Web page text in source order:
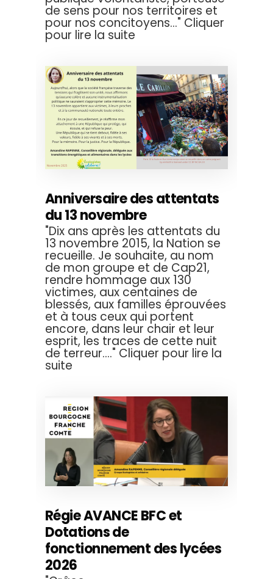
de sens pour nos territoires et
pour nos concitoyens..." Cliquer
pour lire la suite
Anniversaire des attentats
du 13 novembre
"Dix ans après les attentats du
13 novembre 2015, la Nation se
recueille. Je souhaite, au nom
de mon groupe et de Cap21,
rendre hommage aux 130
victimes, aux centaines de
blessés, aux familles éprouvées
et à tous ceux qui portent
encore, dans leur chair et leur
esprit, les traces de cette nuit
de terreur...." Cliquer pour lire la
suite
Régie AVANCE BFC et
Dotations de
fonctionnement des lycées
2026